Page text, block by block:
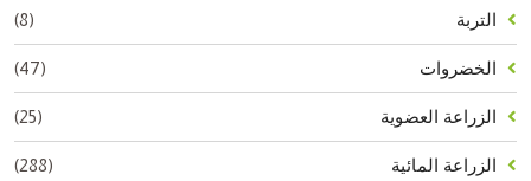
التربة (8)
الخضروات (47)
الزراعة العضوية (25)
الزراعة المائية (288)